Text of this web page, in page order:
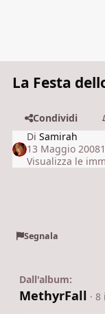
La Festa
Condividi
DiSamirah
13 Maggio 2008
Visualizza le
Segnala
Dall'album:
MethyrFall ·